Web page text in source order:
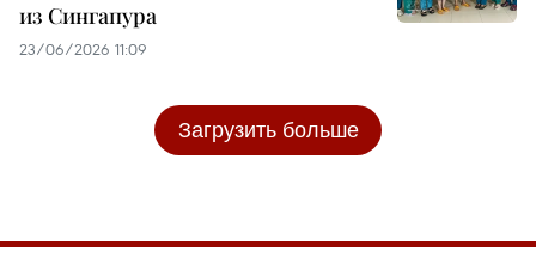
из Сингапура
23/06/2026 11:09
Загрузить больше